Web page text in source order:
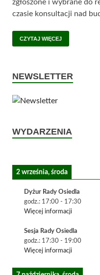
zgłoszone i wybrane do
czasie konsultacji nad
CZYTAJ WIĘCEJ
NEWSLETTER
WYDARZENIA
2 września, środa
Dyżur Rady Osiedla
godz.: 17:00 - 17:30
Więcej informacji
Sesja Rady Osiedla
godz.: 17:30 - 19:00
Więcej informacji